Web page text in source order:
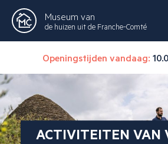
Museum van
de huizen uit de Franche-Comté
Openingstijden vandaag:
ACTIVITEITEN VAN